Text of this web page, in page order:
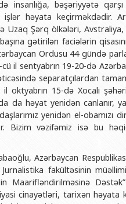
insanlığa, bəşəriyyətə
işlər həyata keçirməkdədir.
Uzaq Şərq ölkələri,
gətirilən faciələrin
Ordusu 44 gündə
il sentyabrın 19-20-də
separatçılardan
15-də Xocalı
da həyat yenidən canlanır,
yenidən el-obamızı
Bizim vəzifəmiz isə bu
Azərbaycan
fakültəsinin
Maarifləndirilməsinə
cinayətləri, tarixən